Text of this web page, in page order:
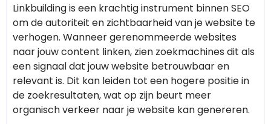
Linkbuilding is een krachtig instrument binnen SEO
om de autoriteit en zichtbaarheid van je website te
verhogen. Wanneer gerenommeerde websites
naar jouw content linken, zien zoekmachines dit als
een signaal dat jouw website betrouwbaar en
relevant is. Dit kan leiden tot een hogere positie in
de zoekresultaten, wat op zijn beurt meer
organisch verkeer naar je website kan genereren.